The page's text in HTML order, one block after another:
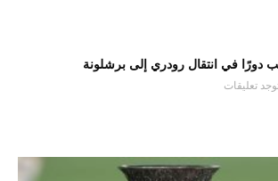
دورًا في انتقال رودري إلى برشلونة
تعليقات